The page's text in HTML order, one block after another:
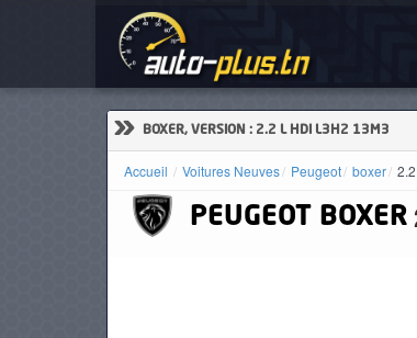
» BOXER, VERSION : 2.2 L HDI L3H2 13M3
Accueil Voitures Neuves Peugeot boxer
PEUGEOT BOXER
ACTUALITÉS